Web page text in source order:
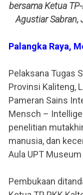
bersama Ketua
Agustiar
Palangka Raya,
Pelaksana Tugas
Provinsi Kaliteng,
Pameran Sains
Mensch –
penelitian
manusia, dan
Aula UPT
Pembukaan